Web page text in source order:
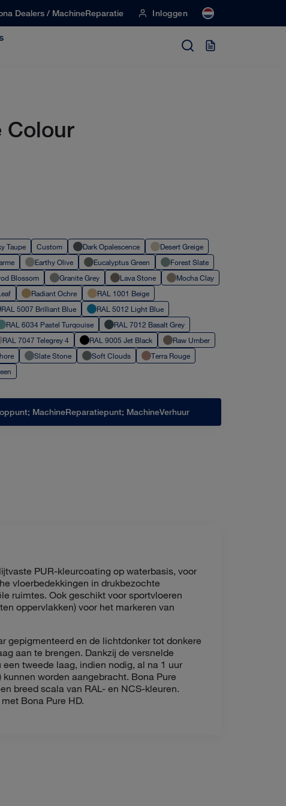
Dealers / MachineReparatie Inloggen
Colour
Taupe Custom Dark Opalescence
Desert Greige
Earthy Olive Eucalyptus Green
Forest Slate
Blossom Granite Grey Lava Stone
Mocha Clay
Radiant Ochre
RAL 1001 Beige
RAL 5007 Brilliant Blue
RAL 5012 Light Blue
RAL 6034 Pastel Turqouise
RAL 7012 Basalt Grey
RAL 7047 Telegrey 4 RAL 9005 Jet Black
Raw Umber
Slate Stone Soft Clouds
Terra Rouge
MachineReparatiepunt; MachineVerhuur
PUR-kleurcoating op waterbasis, voor
vloerbedekkingen in drukbezochte
ruimtes. Ook geschikt voor sportvloeren
oppervlakken) voor het markeren van
gepigmenteerd en de lichtdonker tot donkere
aan te brengen. Dankzij de versnelde
tweede laag, indien nodig, al na 1 uur
worden aangebracht. Bona Pure
breed scala van RAL- en NCS-kleuren.
Bona Pure HD.